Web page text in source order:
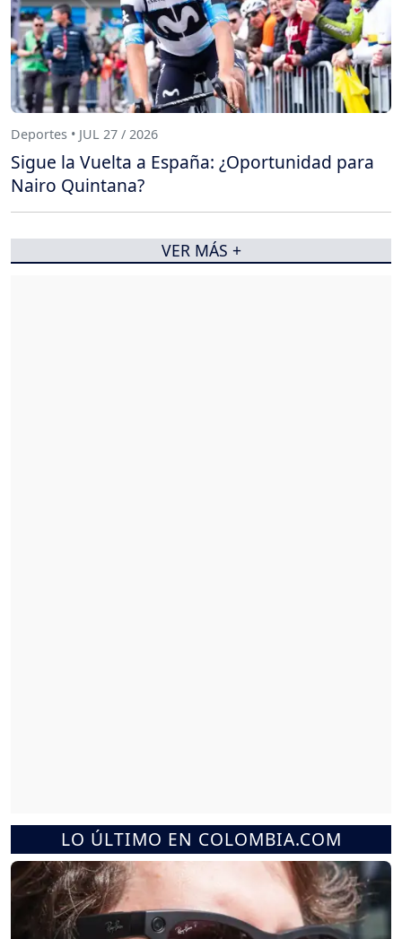
LO ÚLTIMO EN COLOMBIA.COM
Deportes • JUL 27 / 2026
Sigue la Vuelta a España: ¿Oportunidad para
Nairo Quintana?
VER MÁS +